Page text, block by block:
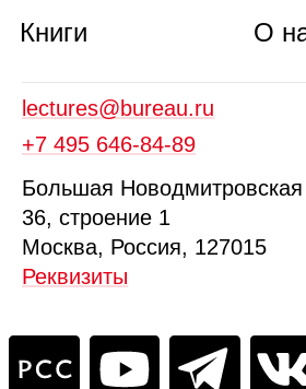
Книги
О
lectures@bureau.ru
+7 495 646‑84‑89
Большая
36, строение 1
Москва, Россия, 127015
Реквизиты